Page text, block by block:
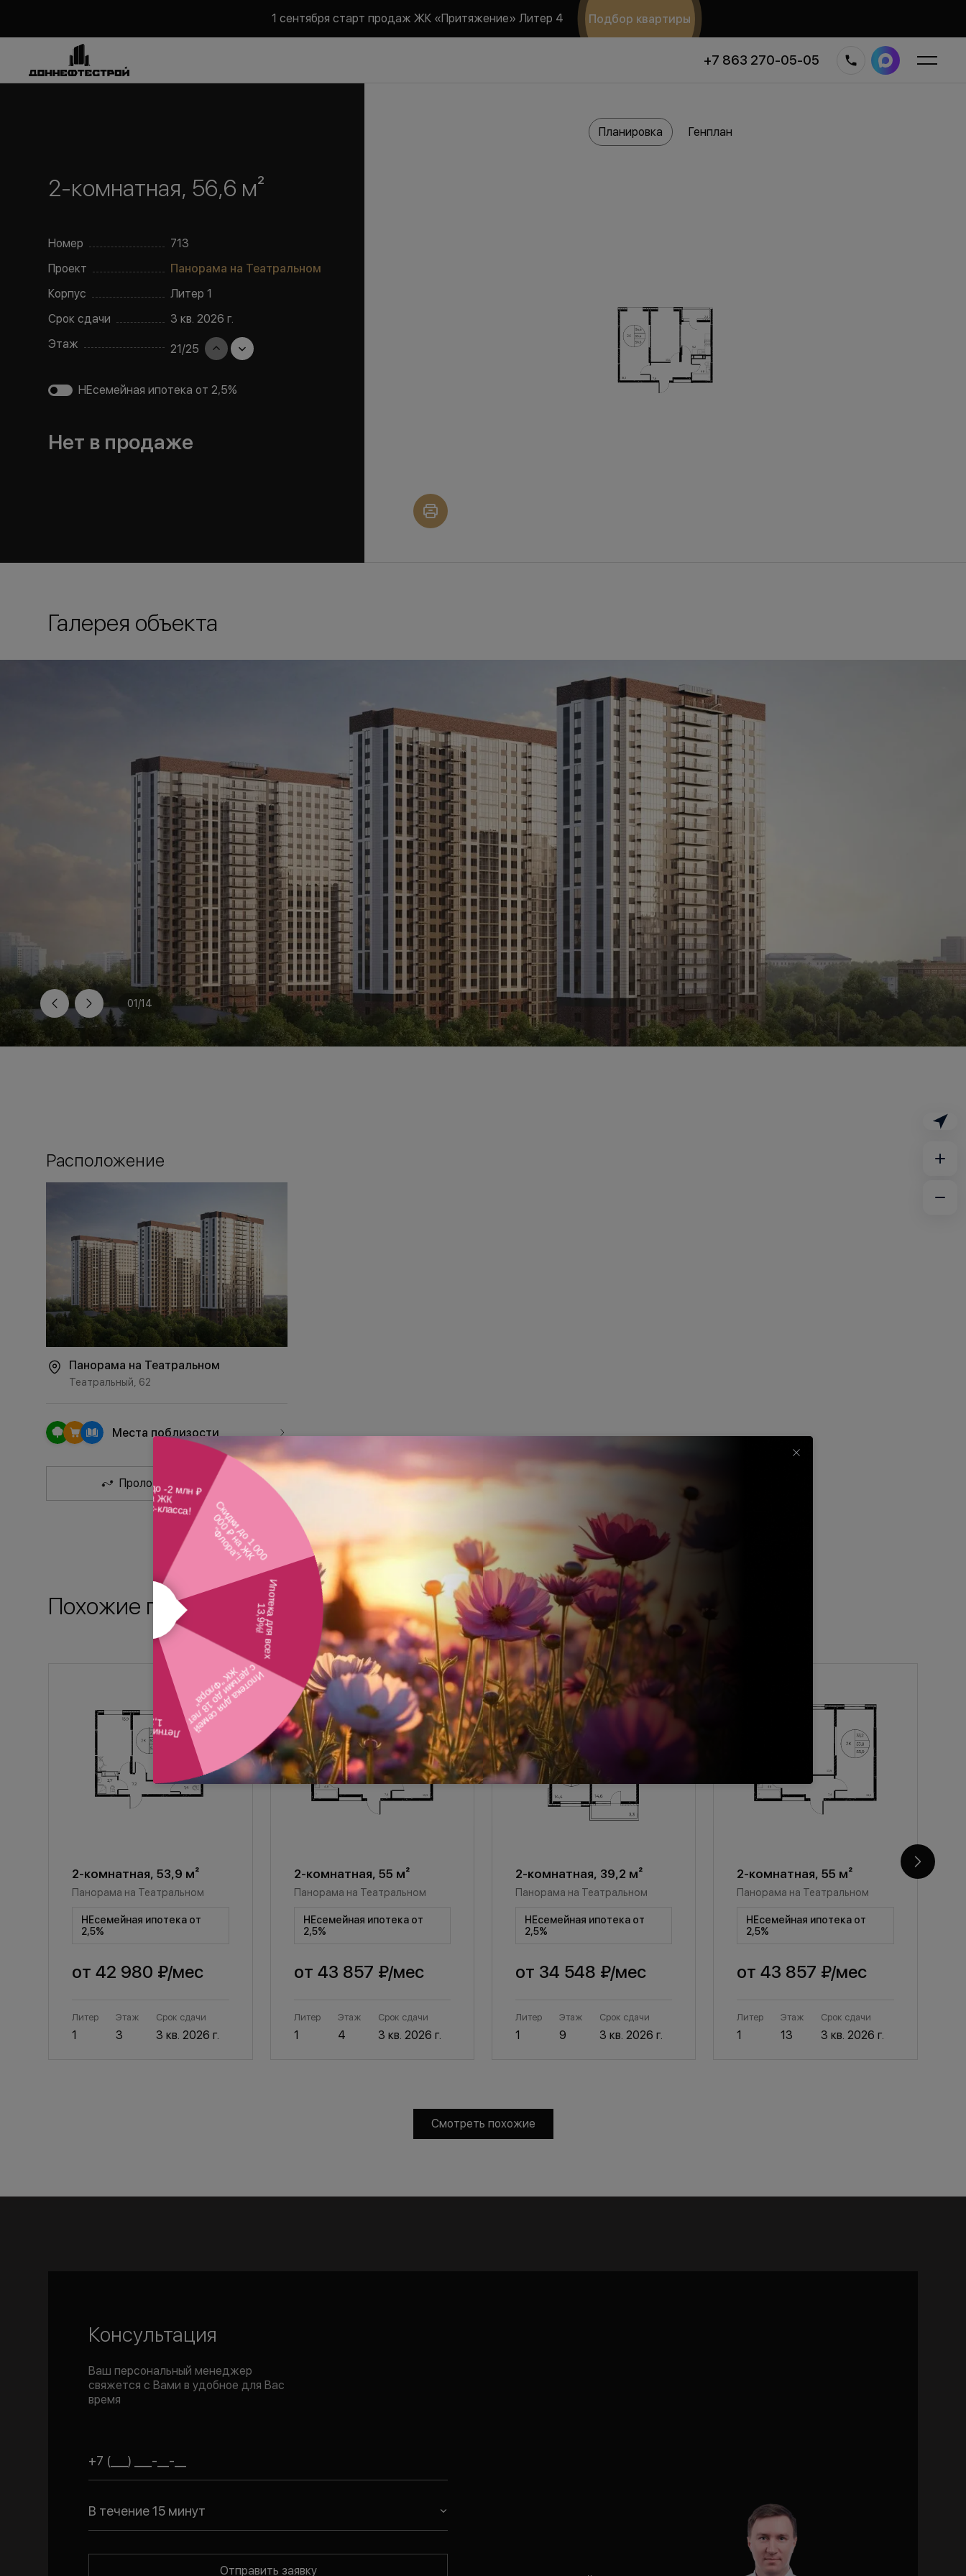
1 сентября старт продаж ЖК «Притяжение» Литер 4 Подбор квартиры
+7 863 270-05-05
2-комнатная, 56,6 м²
Номер
713
Проект
Панорама на Театральном
Корпус
Литер1
Срок сдачи
3 кв. 2026 г.
Этаж
21/25
НЕсемейная ипотека от 2,5%
Нет в продаже
Планировка Генплан
Галерея объекта
01/14
Расположение
Панорама на Театральном
Театральный, 62
Места поблизости
Проложить маршрут
Похожие планировки
2-комнатная, 53,9 м²
Панорама на Театральном
НЕсемейная ипотека от
2,5%
от42 980 ₽/мес
Литер
1
Этаж
3
Срок сдачи
3 кв. 2026 г.
2-комнатная, 55 м²
Панорама на Театральном
НЕсемейная ипотека от
2,5%
от 43 857 ₽/мес
Литер
1
Этаж
4
Срок сдачи
3 кв. 2026 г.
2-комнатная, 39,2 м²
Панорама на Театральном
НЕсемейная ипотека от
2,5%
от 34 548 ₽/мес
Литер
1
Этаж
9
Срок сдачи
3 кв. 2026 г.
2-комнатная, 55 м²
Панорама на Театральном
НЕсемейная ипотека от
2,5%
от43 857 ₽/мес
Литер
1
Этаж
13
Срок сдачи
3 кв. 2026 г.
Смотреть похожие
Консультация
Ваш персональный менеджер
свяжется с Вами в удобное для Вас
время
В течение 15 минут
Отправить заявку